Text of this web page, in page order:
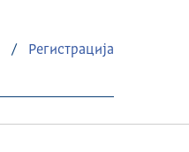
/ Регистрација